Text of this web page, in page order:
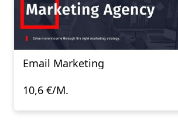
Email Marketing
10,6 €/M.